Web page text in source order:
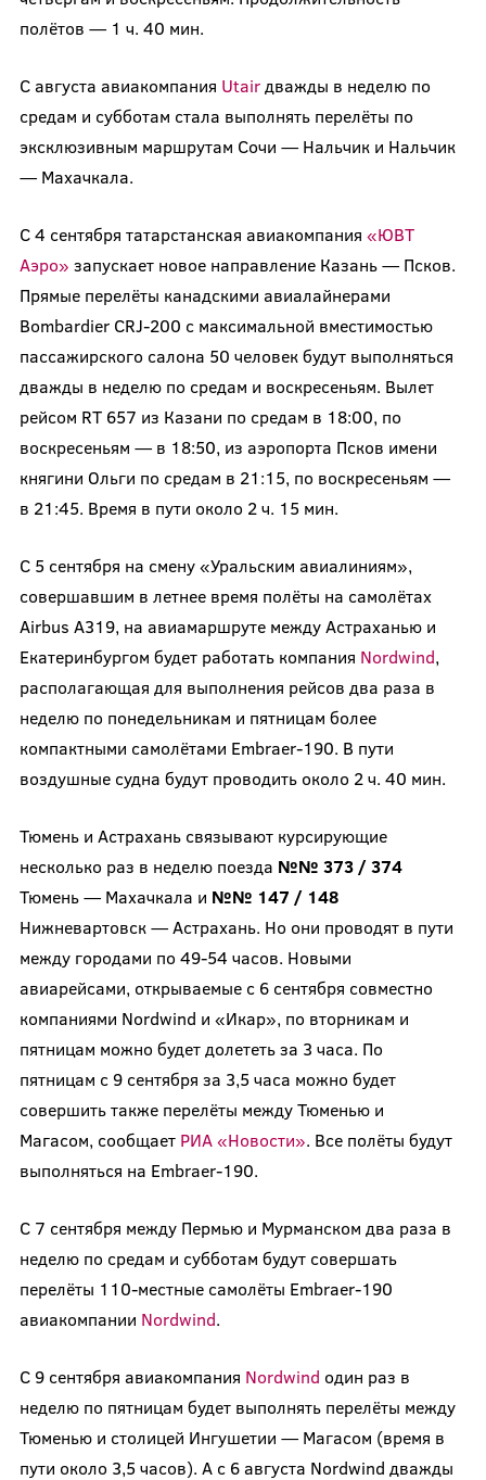
полётов — 1 ч. 40 мин.
С августа авиакомпания Utairдважды в неделю по
средам и субботам стала выполнять перелёты по
эксклюзивным маршрутам Сочи — Нальчик и Нальчик
— Махачкала.
С 4 сентября татарстанская авиакомпания «ЮВТ
Аэро» запускает новое направление Казань — Псков.
Прямые перелёты канадскими авиалайнерами
Bombardier CRJ-200 с максимальной вместимостью
пассажирского салона 50 человек будут выполняться
дважды в неделю по средам и воскресеньям. Вылет
рейсом RT 657 из Казани по средам в 18:00, по
воскресеньям — в 18:50, из аэропорта Псков имени
княгини Ольги по средам в 21:15, по воскресеньям —
в 21:45. Время в пути около 2 ч. 15 мин.
С 5 сентября на смену «Уральским авиалиниям»,
совершавшим в летнее время полёты на самолётах
Airbus A319, на авиамаршруте между Астраханью и
Екатеринбургом будет работать компания Nordwind,
располагающая для выполнения рейсов два раза в
неделю по понедельникам и пятницам более
компактными самолётами Embraer-190. В пути
воздушные судна будут проводить около 2 ч. 40 мин.
Тюмень и Астрахань связывают курсирующие
несколько раз в неделю поезда №№ 373 / 374
Тюмень — Махачкала и №№ 147 / 148
Нижневартовск — Астрахань. Но они проводят в пути
между городами по 49-54 часов. Новыми
авиарейсами, открываемые с 6 сентября совместно
компаниями Nordwind и «Икар», по вторникам и
пятницам можно будет долететь за 3 часа. По
пятницам с 9 сентября за 3,5 часа можно будет
совершить также перелёты между Тюменью и
Магасом, сообщает РИА «Новости». Все полёты будут
выполняться на Embraer-190.
С 7 сентября между Пермью и Мурманском два раза в
неделю по средам и субботам будут совершать
перелёты 110-местные самолёты Embraer-190
авиакомпании Nordwind.
С 9 сентября авиакомпания Nordwind один раз в
неделю по пятницам будет выполнять перелёты между
Тюменью и столицей Ингушетии — Магасом (время в
пути около 3,5 часов). А с 6 августа Nordwind дважды